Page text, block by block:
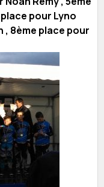
pour Lyno
, 8ème place pour